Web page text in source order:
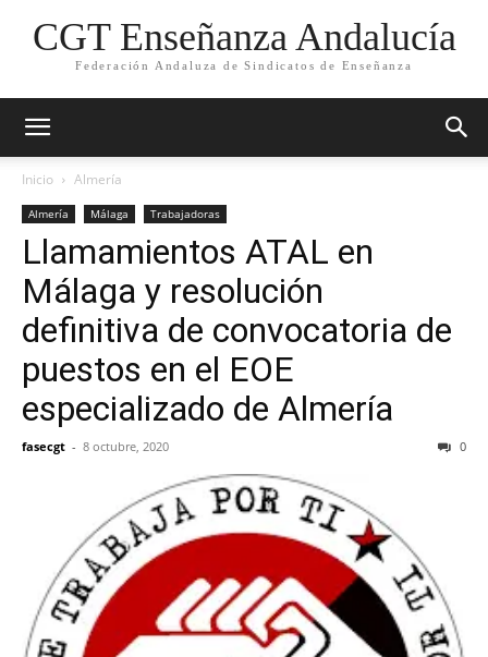
CGT Enseñanza Andalucía
Federación Andaluza de Sindicatos de Enseñanza
Inicio Almería
Almería Málaga Trabajadoras
Llamamientos ATAL en
Málaga y resolución
definitiva de convocatoria de
puestos en el EOE
especializado de Almería
fasecgt - 8 octubre, 2020 0